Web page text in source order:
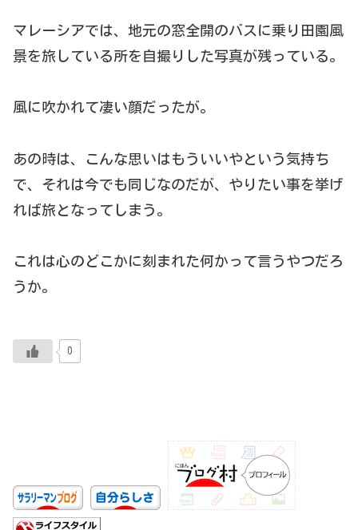
マレーシアでは、地元の窓全開のバスに乗り田園風
景を旅している所を自撮りした写真が残っている。
風に吹かれて凄い顔だったが。
あの時は、こんな思いはもういいやという気持ち
で、それは今でも同じなのだが、やりたい事を挙げ
れば旅となってしまう。
これは心のどこかに刻まれた何かって言うやつだろ
うか。
0